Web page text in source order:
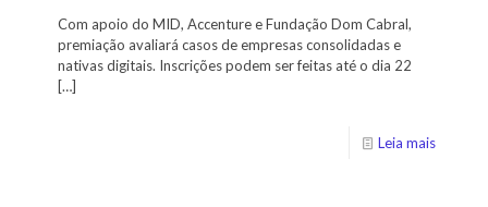
Com apoio do MID, Accenture e Fundação Dom Cabral,
premiação avaliará casos de empresas consolidadas e
nativas digitais. Inscrições podem ser feitas até o dia 22
[…]
Leia mais